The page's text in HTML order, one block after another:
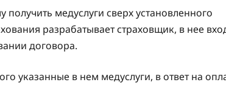
медуслуги сверх установленного
разрабатывает страховщик, в нее
договора.
указанные в нем медуслуги, в ответ на